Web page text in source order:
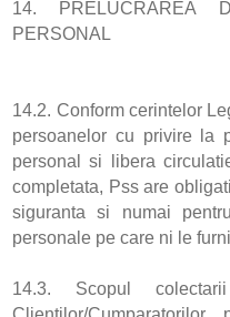
14. PRELUCRAREA
PERSONAL
14.2. Conform cerintelor
persoanelor cu privire la
personal si libera
completata, Pss are
siguranta si numai
personale pe care ni le
14.3. Scopul